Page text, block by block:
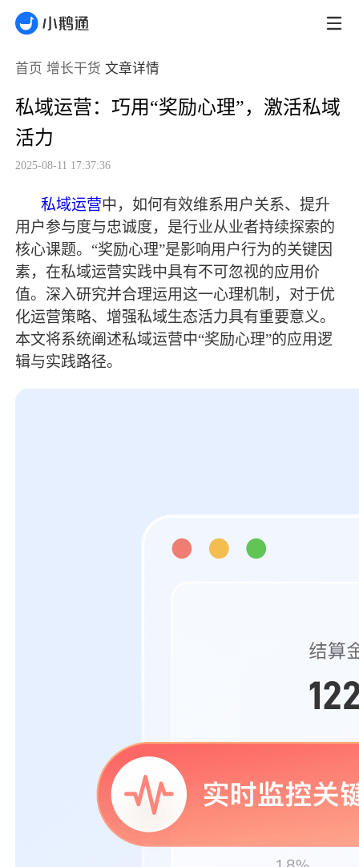
首页 增长干货 文章详情
私域运营：巧用“奖励心理”，激活私域
活力
2025-08-11 17:37:36
私域运营中，如何有效维系用户关系、提升
用户参与度与忠诚度，是行业从业者持续探索的
核心课题。 “奖励心理”是影响用户行为的关键因
素，在私域运营实践中具有不可忽视的应用价
值。深入研究并合理运用这一心理机制，对于优
化运营策略、增强私域生态活力具有重要意义。
本文将系统阐述私域运营中“奖励心理”的应用逻
辑与实践路径。